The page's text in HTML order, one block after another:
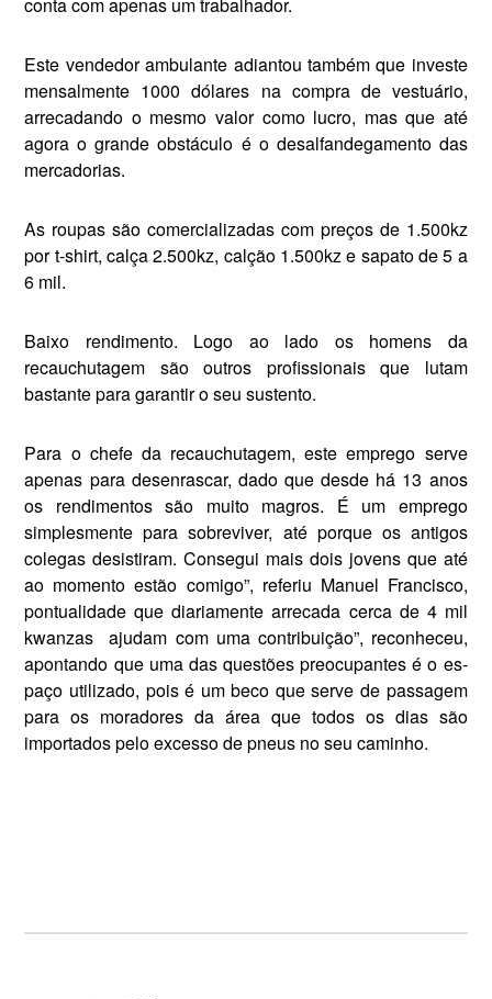
Este vendedor ambulante adiantou também que investe
mensalmente 1000 dólares na compra de vestuário,
arrecadan­do o mesmo valor como lucro, mas que até
agora o grande obs­táculo é o desalfandegamento das
mercadorias.
As roupas são comercializa­das com preços de 1.500kz
por t-­shirt, calça 2.500kz, calção 1.500kz e sapato de 5 a
6 mil.
Baixo rendimento. Logo ao lado os homens da
recauchuta­gem são outros profissionais que lutam
bastante para garantir o seu sustento.
Para o chefe da recauchuta­gem, este emprego serve
apenas para desenrascar, dado que des­de há 13 anos
os rendimentos são muito magros. É um emprego
simplesmen­te para sobreviver, até porque os antigos
colegas desistiram. Con­segui mais dois jovens que até
ao momento estão comigo”, refe­riu Manuel Francisco,
pontualidade que diariamente arrecada cerca de 4 mil
kwanzas
ajudam com uma contribuição”, reconheceu,
apontando que uma das questões preocupantes é o es­
paço utilizado, pois é um beco que serve de passagem
para os moradores da área que todos os dias são
importados pelo excesso de pneus no seu caminho.